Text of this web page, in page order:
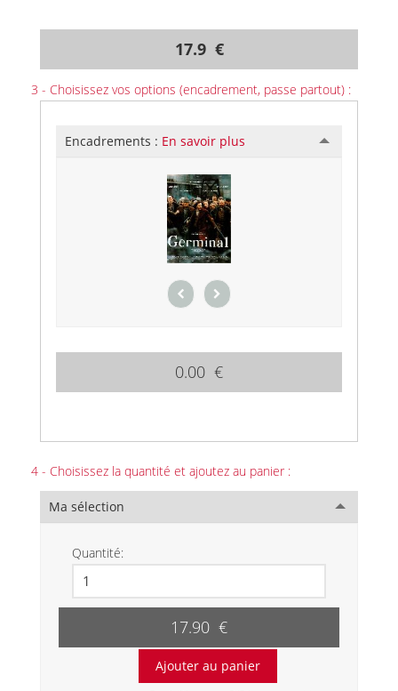
17.9 €
3 - Choisissez vos options (encadrement, passe partout) :
Encadrements : En savoir plus
0.00 €
4 - Choisissez la quantité et ajoutez au panier :
Ma sélection
Quantité:
17.90 €